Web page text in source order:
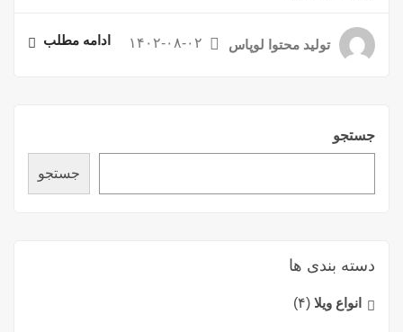
جستجو
جستجو
دسته بندی ها
انواع ویلا (۴)
تولید محتوا لوپاس ۱۴۰۲-۰۸-۰۲ ادامه مطلب